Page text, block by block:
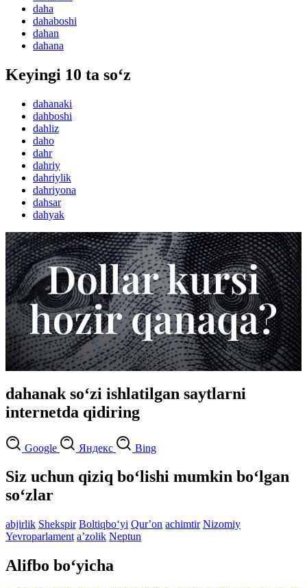
daha
dahaboshi
dahan
dahana
Keyingi 10 ta so‘z
dahanaki
dahboshi
dahliz
daho
dahr
dahriy
dahriylik
dahriyona
dahsar
dahyak
dahanak so‘zi ishlatilgan saytlarni
internetda qidiring
Google Яндекс Bing
Siz uchun qiziq bo‘lishi mumkin bo‘lgan
so‘zlar
abjirlik Shekspir Boltiqbo‘yi Qurʼon achimtir Nizomiy
Yevroparlament aʼzolik Neptun
Alifbo bo‘yicha